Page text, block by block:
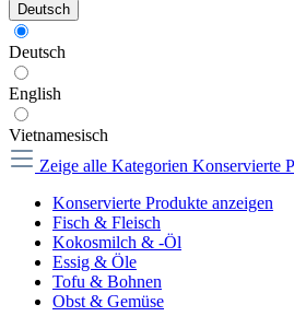
Deutsch
Deutsch
English
Vietnamesisch
Zeige alle Kategorien Konservierte
Konservierte Produkte anzeigen
Fisch & Fleisch
Kokosmilch & -Öl
Essig & Öle
Tofu & Bohnen
Obst & Gemüse